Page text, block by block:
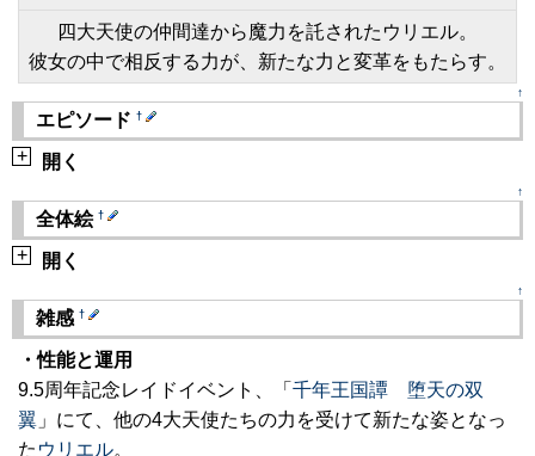
四大天使の仲間達から魔力を託されたウリエル。
彼女の中で相反する力が、新たな力と変革をもたらす。
↑
エピソード †
+ 開く
↑
全体絵 †
+ 開く
↑
雑感 †
・性能と運用
9.5周年記念レイドイベント、「 千年王国譚 堕天の双
翼 」にて、他の4大天使たちの力を受けて新たな姿となっ
た ウリエル。